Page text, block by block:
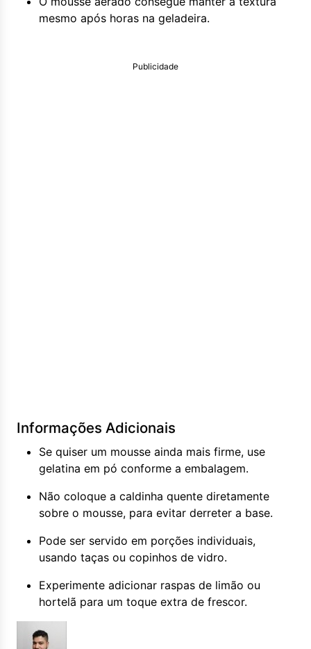
mesmo após horas na geladeira.
Publicidade
Informações Adicionais
Se quiser um mousse ainda mais firme, use
gelatina em pó conforme a embalagem.
Não coloque a caldinha quente diretamente
sobre o mousse, para evitar derreter a base.
Pode ser servido em porções individuais,
usando taças ou copinhos de vidro.
Experimente adicionar raspas de limão ou
hortelã para um toque extra de frescor.